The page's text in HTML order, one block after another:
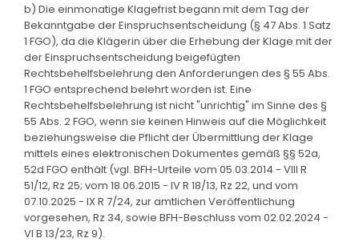
b) Die einmonatige Klagefrist begann mit dem Tag der
Bekanntgabe der Einspruchsentscheidung (§ 47 Abs. 1 Satz
1 FGO), da die Klägerin über die Erhebung der Klage mit der
der Einspruchsentscheidung beigefügten
Rechtsbehelfsbelehrung den Anforderungen des § 55 Abs.
1 FGO entsprechend belehrt worden ist. Eine
Rechtsbehelfsbelehrung ist nicht "unrichtig" im Sinne des §
55 Abs. 2 FGO, wenn sie keinen Hinweis auf die Möglichkeit
beziehungsweise die Pflicht der Übermittlung der Klage
mittels eines elektronischen Dokumentes gemäß §§ 52a,
52d FGO enthält (vgl. BFH-Urteile vom 05.03.2014 - VIII R
51/12, Rz 25; vom 18.06.2015 - IV R 18/13, Rz 22, und vom
07.10.2025 - IX R 7/24, zur amtlichen Veröffentlichung
vorgesehen, Rz 34, sowie BFH-Beschluss vom 02.02.2024 -
VI B 13/23, Rz 9).